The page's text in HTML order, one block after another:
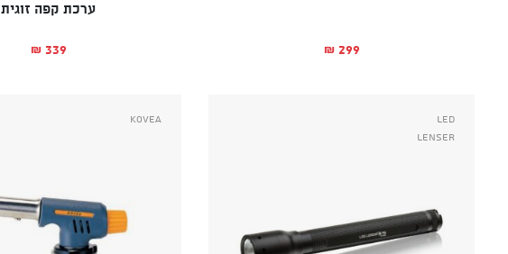
₪ 299
ערכת קפה זוגית
₪ 339
Led
Lenser
Kovea